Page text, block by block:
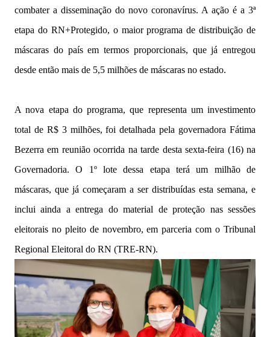
combater a disseminação do novo coronavírus. A ação é a 3ª
etapa do RN+Protegido, o maior programa de distribuição de
máscaras do país em termos proporcionais, que já entregou
desde então mais de 5,5 milhões de máscaras no estado.
A nova etapa do programa, que representa um investimento
total de R$ 3 milhões, foi detalhada pela governadora Fátima
Bezerra em reunião ocorrida na tarde desta sexta-feira (16) na
Governadoria. O 1º lote dessa etapa terá um milhão de
máscaras, que já começaram a ser distribuídas esta semana, e
inclui ainda a entrega do material de proteção nas sessões
eleitorais no pleito de novembro, em parceria com o Tribunal
Regional Eleitoral do RN (TRE-RN).